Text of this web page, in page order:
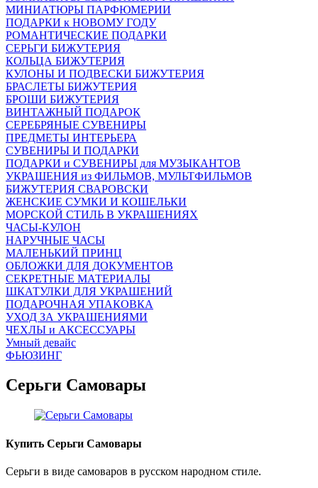
МИНИАТЮРЫ ПАРФЮМЕРИИ
ПОДАРКИ к НОВОМУ ГОДУ
РОМАНТИЧЕСКИЕ ПОДАРКИ
СЕРЬГИ БИЖУТЕРИЯ
КОЛЬЦА БИЖУТЕРИЯ
КУЛОНЫ И ПОДВЕСКИ БИЖУТЕРИЯ
БРАСЛЕТЫ БИЖУТЕРИЯ
БРОШИ БИЖУТЕРИЯ
ВИНТАЖНЫЙ ПОДАРОК
СЕРЕБРЯНЫЕ СУВЕНИРЫ
ПРЕДМЕТЫ ИНТЕРЬЕРА
СУВЕНИРЫ И ПОДАРКИ
ПОДАРКИ и СУВЕНИРЫ для МУЗЫКАНТОВ
УКРАШЕНИЯ из ФИЛЬМОВ, МУЛЬТФИЛЬМОВ
БИЖУТЕРИЯ СВАРОВСКИ
ЖЕНСКИЕ СУМКИ И КОШЕЛЬКИ
МОРСКОЙ СТИЛЬ В УКРАШЕНИЯХ
ЧАСЫ-КУЛОН
НАРУЧНЫЕ ЧАСЫ
МАЛЕНЬКИЙ ПРИНЦ
ОБЛОЖКИ ДЛЯ ДОКУМЕНТОВ
СЕКРЕТНЫЕ МАТЕРИАЛЫ
ШКАТУЛКИ ДЛЯ УКРАШЕНИЙ
ПОДАРОЧНАЯ УПАКОВКА
УХОД ЗА УКРАШЕНИЯМИ
ЧEХЛЫ и АКСЕССУАРЫ
Умный девайс
ФЬЮЗИНГ
Серьги Самовары
Купить Серьги Самовары
Серьги в виде самоваров в русском народном стиле.